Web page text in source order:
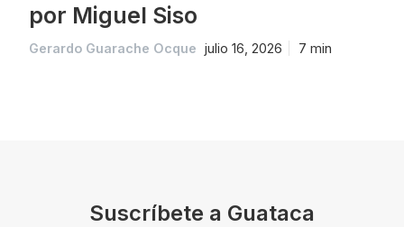
por Miguel Siso
Gerardo Guarache Ocque julio 16, 2026 7 min
Suscríbete a Guataca